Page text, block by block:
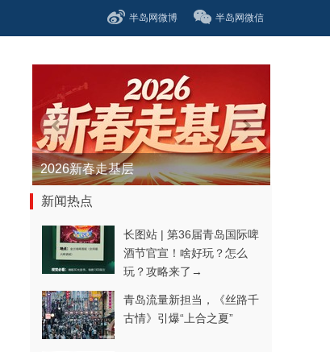
半岛网微博 半岛网微信
2026新春走基层
新闻热点
长图站 | 第36届青岛国际啤
酒节官宣！啥好玩？怎么
玩？攻略来了→
青岛流量新担当，《丝路千
古情》引爆“上合之夏”